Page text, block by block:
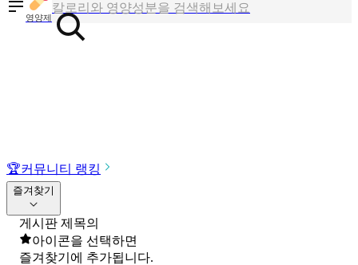
영양제
칼로리와 영양성분을 검색해보세요
혈당 · 다이어트 음식 검색해보세요
🏆커뮤니티 랭킹
즐겨찾기
게시판 제목의
아이콘을 선택하면
즐겨찾기에 추가됩니다.